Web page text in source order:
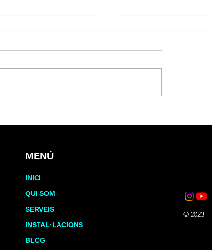
en esportistes
RESISTÈNCIA
MENÚ
INICI
QUI SOM
SERVEIS
INSTAL·LACIONS
BLOG
© 2023